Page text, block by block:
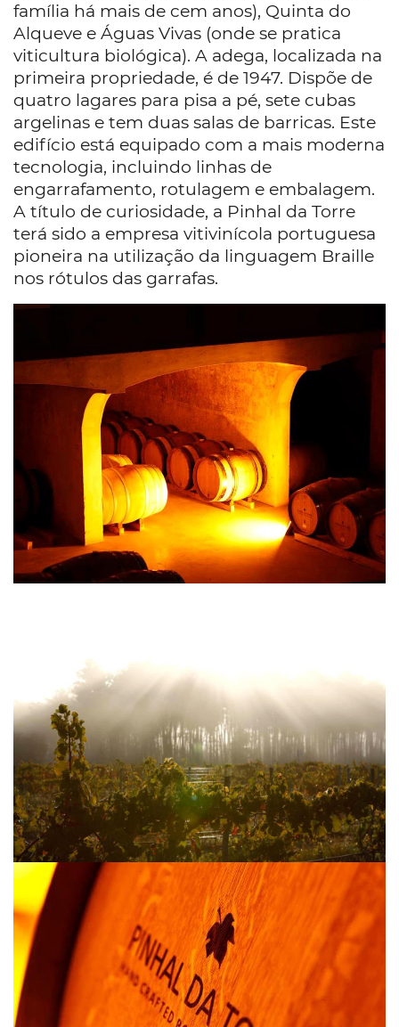
família há mais de cem anos), Quinta do
Alqueve e Águas Vivas (onde se pratica
viticultura biológica). A adega, localizada na
primeira propriedade, é de 1947. Dispõe de
quatro lagares para pisa a pé, sete cubas
argelinas e tem duas salas de barricas. Este
edifício está equipado com a mais moderna
tecnologia, incluindo linhas de
engarrafamento, rotulagem e embalagem.
A título de curiosidade, a Pinhal da Torre
terá sido a empresa vitivinícola portuguesa
pioneira na utilização da linguagem Braille
nos rótulos das garrafas.